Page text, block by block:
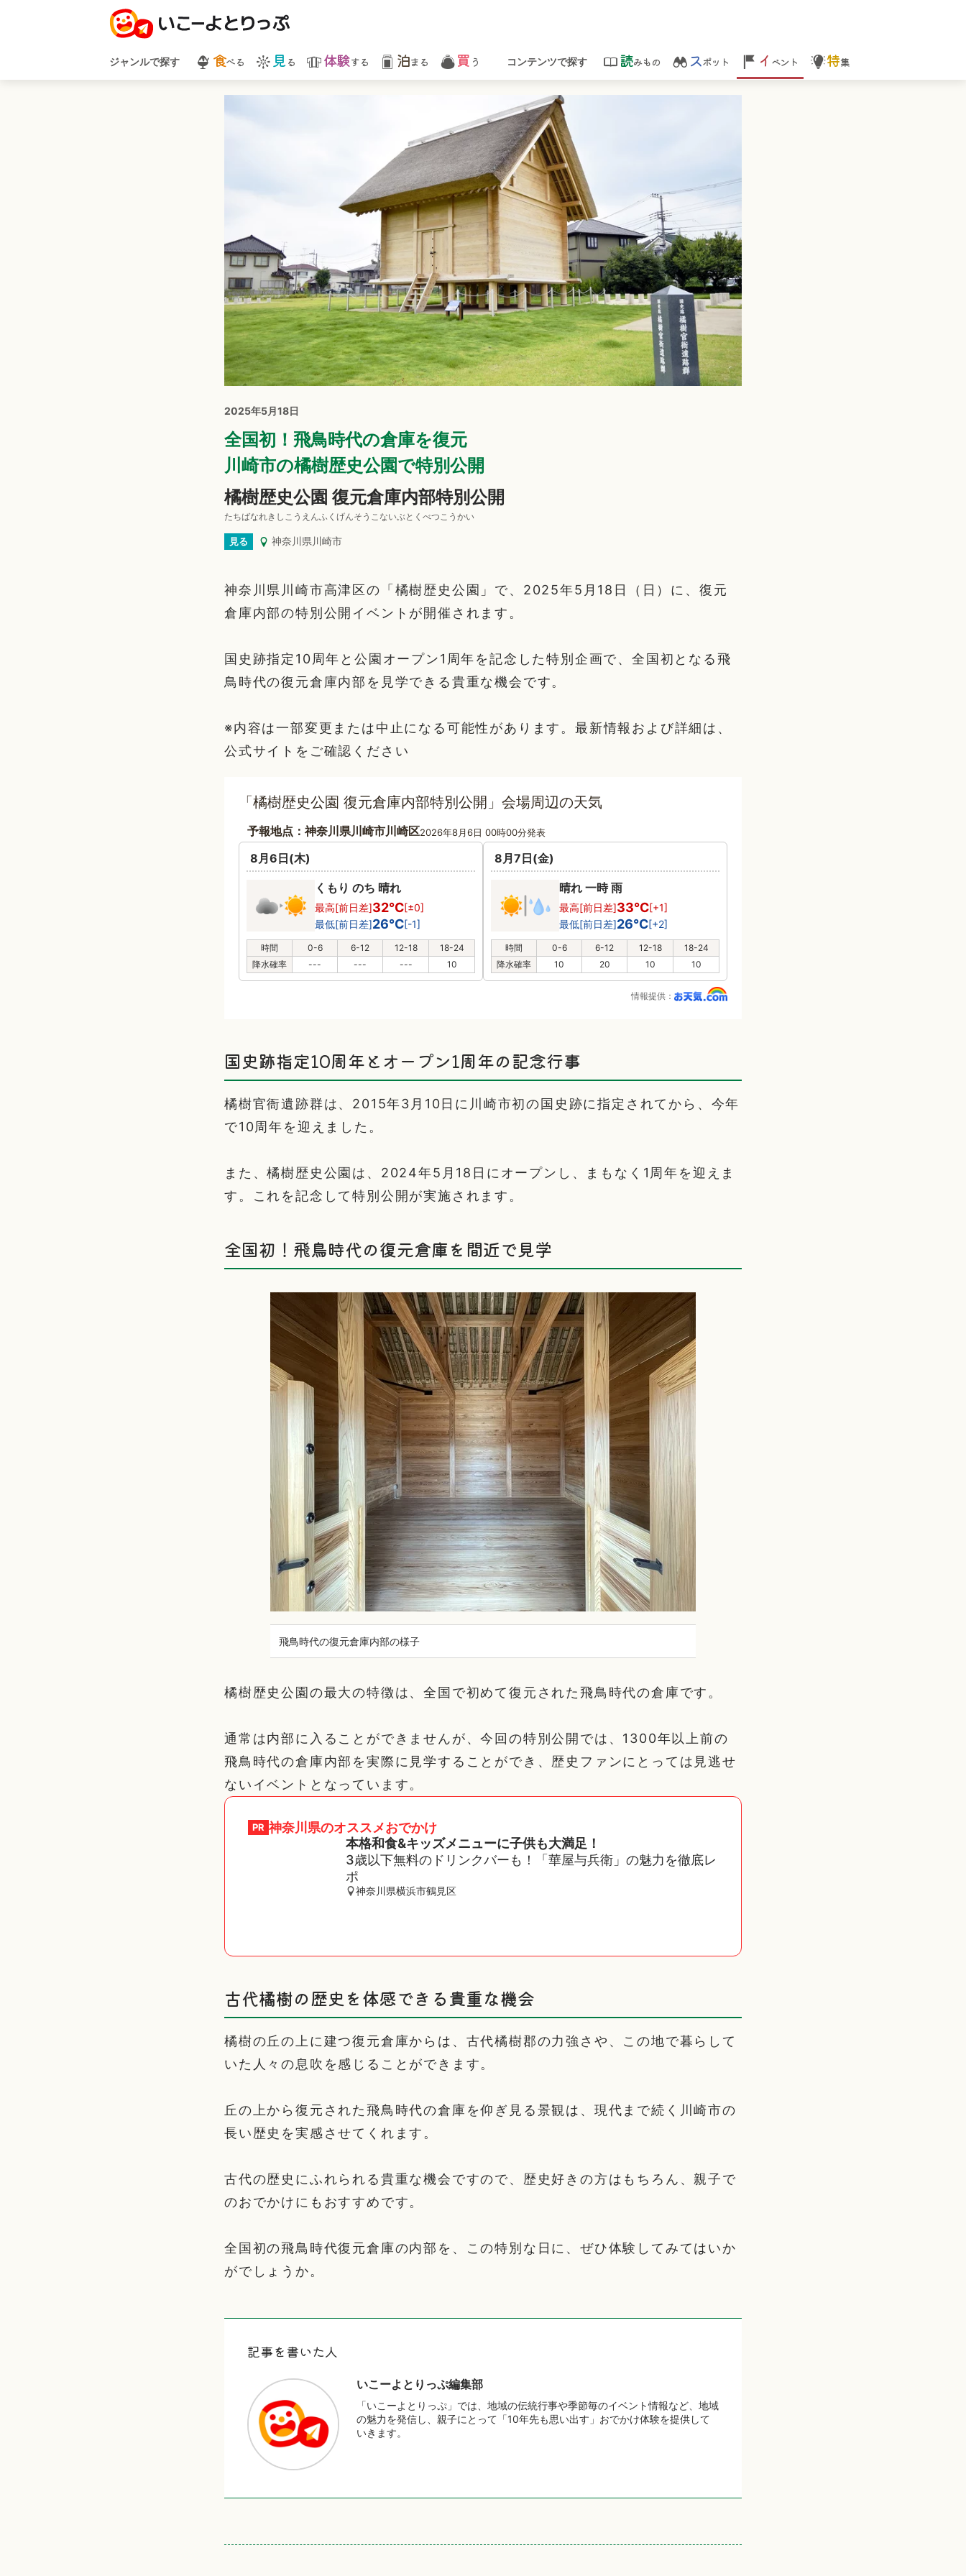
ジャンルで探す 食べる 見 る 体験する 泊まる 買 う コンテンツで探す 読みもの スポット イ ベント 特集
2025年5月18日
全国初！飛鳥時代の倉庫を復元
川崎市の橘樹歴史公園で特別公開
橘樹歴史公園 復元倉庫内部特別公開
たちばなれきしこうえんふくげんそうこないぶとくべつこうかい
見る 神奈川県川崎市
神奈川県川崎市高津区の「橘樹歴史公園」で、2025年5月18日（日）に、復元
倉庫内部の特別公開イベントが開催されます。
国史跡指定10周年と公園オープン1周年を記念した特別企画で、全国初となる飛
鳥時代の復元倉庫内部を見学できる貴重な機会です。
※内容は一部変更または中止になる可能性があります。最新情報および詳細は、
公式サイトをご確認ください
「橘樹歴史公園 復元倉庫内部特別公開」会場周辺の天気
予報地点：神奈川県川崎市川崎区2026年8月6日 00時00分発表
8月6日(木)
くもり のち 晴れ
最高[前日差]32℃[±0]
最低[前日差]26℃[-1]
時間 0-6 6-12 12-18
18-24
降水確率
--- --- --- 10
8月7日(金)
晴れ 一時 雨
最高[前日差]33℃[+1]
最低[前日差]26℃[+2]
時間 0-6 6-12 12-18
18-24
降水確率
10 20 10 10
情報提供：
国史跡指定10周年とオープン1周年の記念行事
橘樹官衙遺跡群は、2015年3月10日に川崎市初の国史跡に指定されてから、今年
で10周年を迎えました。
また、橘樹歴史公園は、2024年5月18日にオープンし、まもなく1周年を迎えま
す。これを記念して特別公開が実施されます。
全国初！飛鳥時代の復元倉庫を間近で見学
飛鳥時代の復元倉庫内部の様子
橘樹歴史公園の最大の特徴は、全国で初めて復元された飛鳥時代の倉庫です。
通常は内部に入ることができませんが、今回の特別公開では、1300年以上前の
飛鳥時代の倉庫内部を実際に見学することができ、歴史ファンにとっては見逃せ
ないイベントとなっています。
PR 神奈川県のオススメおでかけ
本格和食&キッズメニューに子供も大満足！
3歳以下無料のドリンクバーも！「華屋与兵衛」の魅力を徹底レ
ポ
神奈川県横浜市鶴見区
古代橘樹の歴史を体感できる貴重な機会
橘樹の丘の上に建つ復元倉庫からは、古代橘樹郡の力強さや、この地で暮らして
いた人々の息吹を感じることができます。
丘の上から復元された飛鳥時代の倉庫を仰ぎ見る景観は、現代まで続く川崎市の
長い歴史を実感させてくれます。
古代の歴史にふれられる貴重な機会ですので、歴史好きの方はもちろん、親子で
のおでかけにもおすすめです。
全国初の飛鳥時代復元倉庫の内部を、この特別な日に、ぜひ体験してみてはいか
がでしょうか。
記事を書いた人
いこーよとりっぷ編集部
「いこーよとりっぷ」では、地域の伝統行事や季節毎のイベント情報など、地域
の魅力を発信し、親子にとって「10年先も思い出す」おでかけ体験を提供して
いきます。